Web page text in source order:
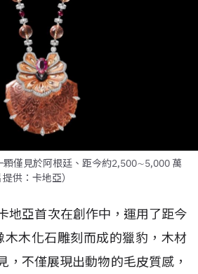
顆僅見於阿根廷、距今約2,500∼5,000 萬
供：卡地亞）
地亞首次在創作中，運用了距今
木化石雕刻而成的獵豹，木材
，不僅展現出動物的毛皮質感，